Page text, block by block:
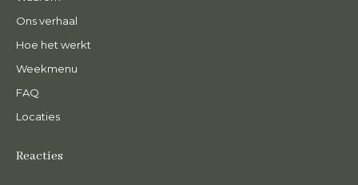
Ons verhaal
Hoe het werkt
Weekmenu
FAQ
Locaties
Reacties